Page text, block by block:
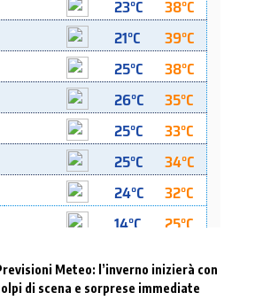
Meteo: l’inverno inizierà con
di scena e sorprese immediate